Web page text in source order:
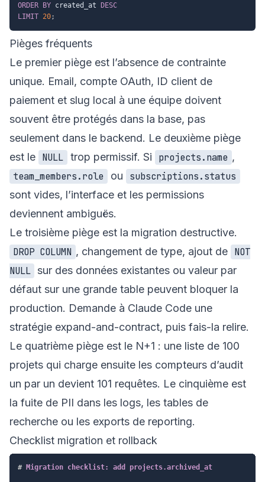
ORDER
BY created_at
DESC
LIMIT 20;
Pièges fréquents
Le premier piège est l’absence de contrainte
unique. Email, compte OAuth, ID client de
paiement et slug local à une équipe doivent
souvent être protégés dans la base, pas
seulement dans le backend. Le deuxième piège
est le NULL trop permissif. Si projects.name ,
team_members.role
ou
subscriptions.status
sont vides, l’interface et les permissions
deviennent ambiguës.
Le troisième piège est la migration destructive.
DROP COLUMN , changement de type, ajout de NOT
NULL sur des données existantes ou valeur par
défaut sur une grande table peuvent bloquer la
production. Demande à Claude Code une
stratégie expand-and-contract, puis fais-la relire.
Le quatrième piège est le N+1 : une liste de 100
projets qui charge ensuite les compteurs d’audit
un par un devient 101 requêtes. Le cinquième est
la fuite de PII dans les logs, les tables de
recherche ou les exports de reporting.
Checklist migration et rollback
# Migration checklist: add projects.archived_at